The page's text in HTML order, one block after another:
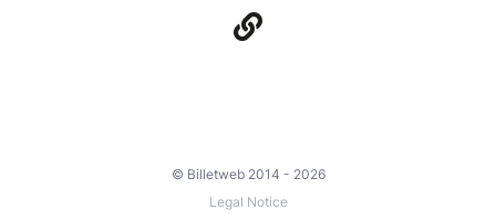
© Billetweb 2014 - 2026
Legal Notice